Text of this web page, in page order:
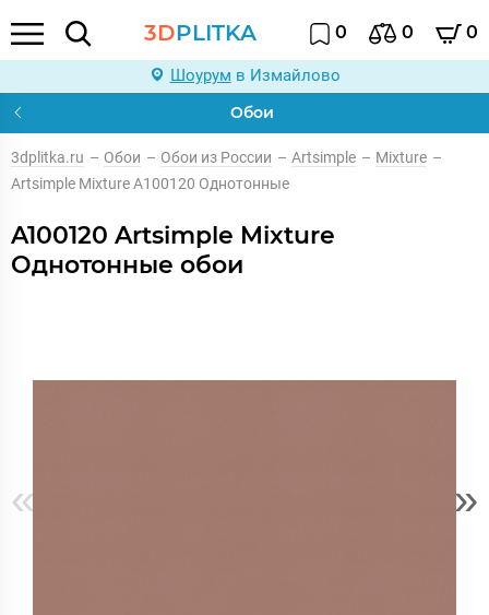
3DPLITKA 0 0 0
Шоурум в Измайлово
Обои
3dplitka.ru – Обои – Обои из России – Artsimple – Mixture –
Artsimple Mixture A100120 Однотонные
A100120 Artsimple Mixture
Однотонные обои
« »